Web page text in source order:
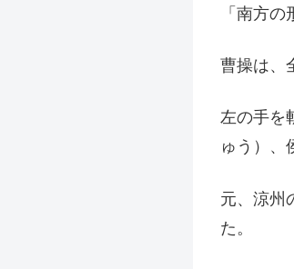
「南方
曹操は、
左の手を
ゅう）、
元、涼州
た。